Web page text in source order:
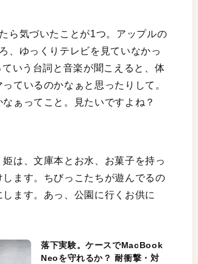
ら気づいたことが1つ。アップルの
、ゆっくりテレビを見ていなかっ
いう台詞と音楽が聞こえると、体
ているのかなぁと思ったりして。
ぁってこと。見たいですよね？
は、文庫本とお水、お菓子を持っ
ます。ちびっこたちが遊んでるの
ます。あっ、公園に行くお供に
落下実験。ケースでMacBook
Neoを守れるか？ 耐衝撃・対